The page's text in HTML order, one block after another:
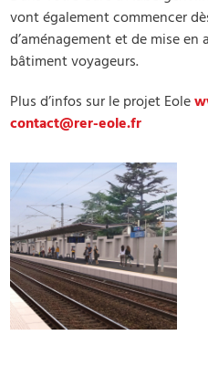
vont également commencer
d’aménagement et de mise
bâtiment voyageurs.
Plus d’infos sur le projet Eole
contact@rer-eole.fr